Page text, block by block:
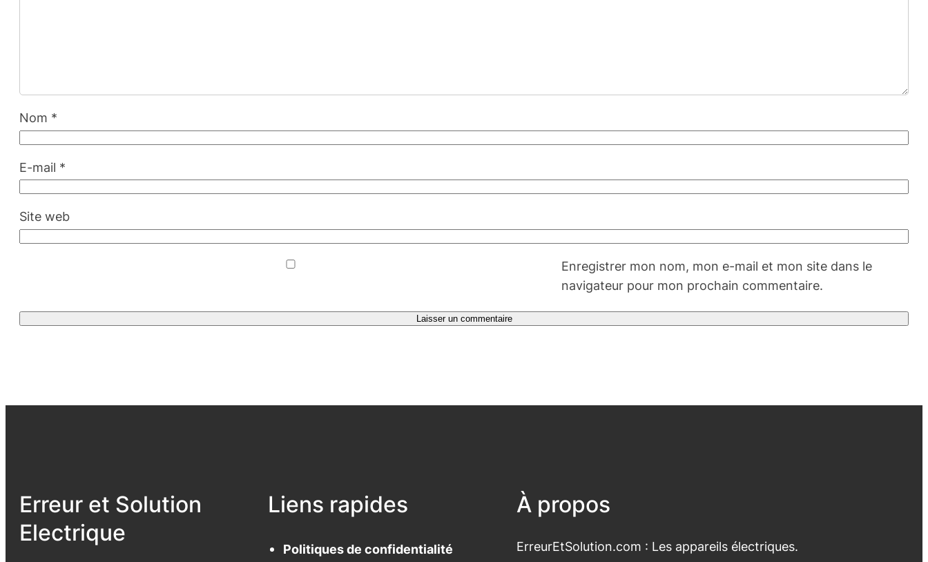
Nom *
E-mail *
Site web
Enregistrer mon nom, mon e-mail et mon site dans le
navigateur pour mon prochain commentaire.
Erreur et Solution
Electrique
Liens rapides
Politiques de confidentialité
À propos
ErreurEtSolution.com : Les appareils électriques.